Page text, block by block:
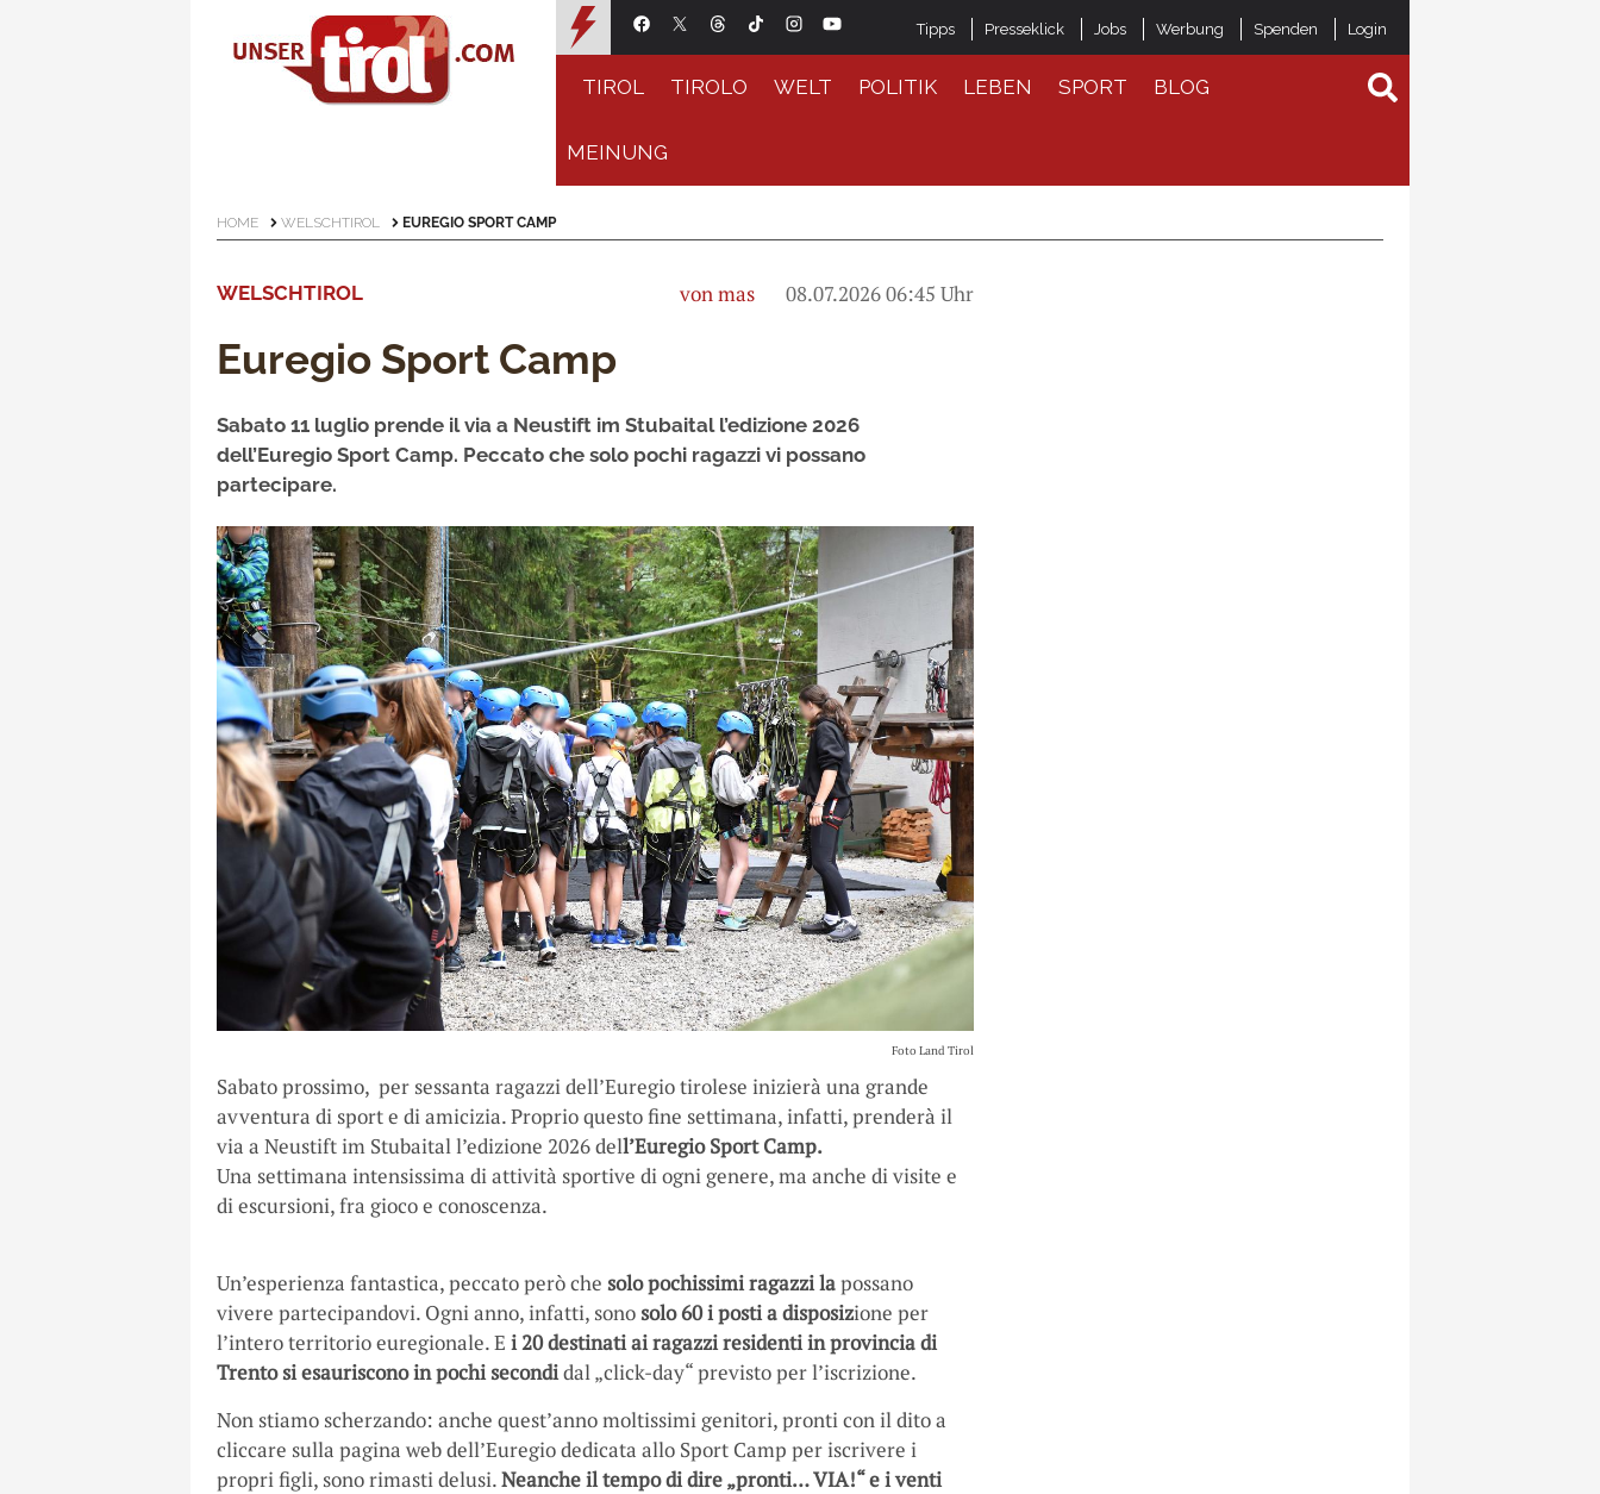
Tipps Presseklick Jobs Werbung Spenden Login
TIROL TIROLO WELT POLITIK LEBEN SPORT BLOG
MEINUNG
HOME WELSCHTIROL EUREGIO SPORT CAMP
WELSCHTIROL von mas 08.07.2026 06:45 Uhr
Euregio Sport Camp
Sabato 11 luglio prende il via a Neustift im Stubaital l’edizione 2026
dell’Euregio Sport Camp. Peccato che solo pochi ragazzi vi possano
partecipare.
Foto Land Tirol
Sabato prossimo, per sessanta ragazzi dell’Euregio tirolese inizierà una grande
avventura di sport e di amicizia. Proprio questo fine settimana, infatti, prenderà il
via a Neustift im Stubaital l’edizione 2026 dell’Euregio Sport Camp.
Una settimana intensissima di attività sportive di ogni genere, ma anche di visite e
di escursioni, fra gioco e conoscenza.
Un’esperienza fantastica, peccato però che solo pochissimi ragazzi lapossano
vivere partecipandovi. Ogni anno, infatti, sonosolo 60 i posti a disposizione per
l’intero territorio euregionale. E i 20 destinati ai ragazzi residenti in provincia di
Trento si esauriscono in pochi secondidal „click-day“ previsto per l’iscrizione.
Non stiamo scherzando: anche quest’anno moltissimi genitori, pronti con il dito a
cliccare sulla pagina web dell’Euregio dedicata allo Sport Camp per iscrivere i
propri figli, sono rimasti delusi.Neanche il tempo di dire „pronti… VIA!“ e i venti